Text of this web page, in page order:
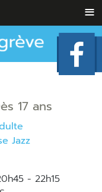
17 ans
Jazz
- 22h15
≡